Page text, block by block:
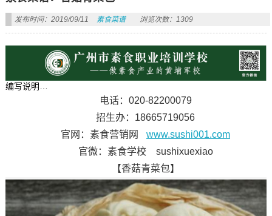
发布时间：2019/09/11 素食菜谱 浏览次数：1309
编写说明…
电话：020-82200079
招生办：18665719056
官网：素食营销网
www.sushi001.com
官微：素食学校 sushixuexiao
【香菇青菜包】